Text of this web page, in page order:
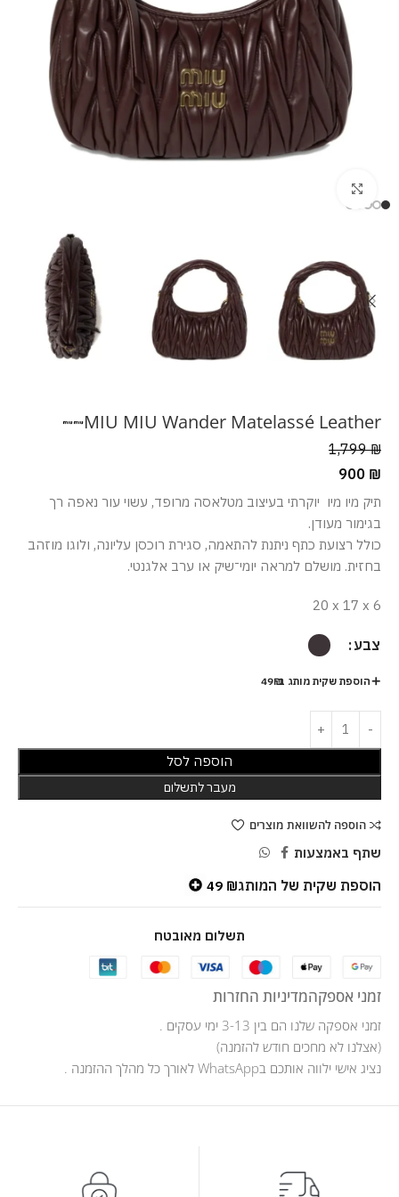
MIU MIU Wander Matelassé Leather
1,799₪
900 ₪
תיק מיו מיו יוקרתי בעיצוב מטלאסה מרופד, עשוי עור נאפה רך
בגימור מעודן.
כולל רצועת כתף ניתנת להתאמה, סגירת רוכסן עליונה, ולוגו מוזהב
בחזית. מושלם למראה יומי־שיק או ערב אלגנטי.
20 x 17 x 6
צבע
הוספת שקית מותג ב-49₪
הוספה לסל
מעבר לתשלום
הוספה להשוואת מוצרים
שתף באמצעות
הוספת שקית של המותג 49 ₪
תשלום מאובטח
זמני אספקהמדיניות החזרות
זמני אספקה שלנו הם בין 3-13 ימי עסקים .
(אצלנו לא מחכים חודש להזמנה)
נציג אישי ילווה אותכם בWhatsApp לאורך כל מהלך ההזמנה .